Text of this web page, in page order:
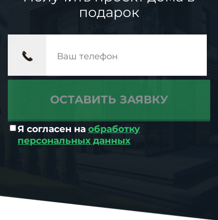
подарок
Я согласен на обработку
персональных данных